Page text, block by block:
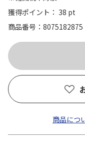
獲得ポイント： 38 pt
商品番号
8075182875
商品につ